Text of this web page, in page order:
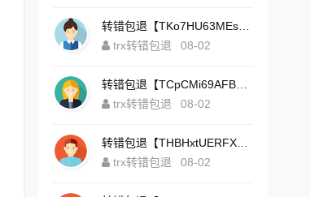
trx转错包退
08-02
trx转错包退
08-02
trx转错包退
08-02